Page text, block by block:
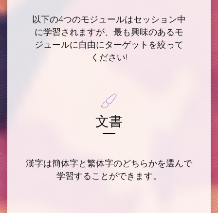
以下の4つのモジュールはセッション中
に学習されますが、最も興味のあるモ
ジュールに自由にターゲットを絞って
ください!
文書
漢字は簡体字と繁体字のどちらかを選んで
学習することができます。